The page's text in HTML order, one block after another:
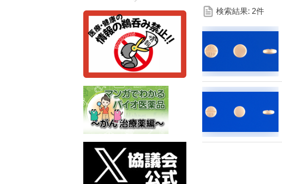
な
検
索
条
件
検索結果: 2件